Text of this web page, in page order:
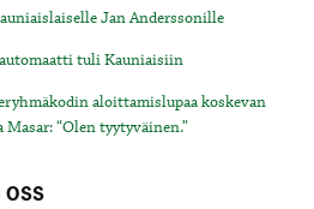
Jan Anderssonille
tuli Kauniaisiin
aloittamislupaa koskevan
“Olen tyytyväinen.”
OSS